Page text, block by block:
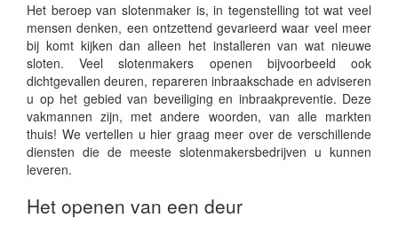
Het beroep van slotenmaker is, in tegenstelling tot wat veel
mensen denken, een ontzettend gevarieerd waar veel meer
bij komt kijken dan alleen het installeren van wat nieuwe
sloten. Veel slotenmakers openen bijvoorbeeld ook
dichtgevallen deuren, repareren inbraakschade en adviseren
u op het gebied van beveiliging en inbraakpreventie. Deze
vakmannen zijn, met andere woorden, van alle markten
thuis! We vertellen u hier graag meer over de verschillende
diensten die de meeste slotenmakersbedrijven u kunnen
leveren.
Het openen van een deur